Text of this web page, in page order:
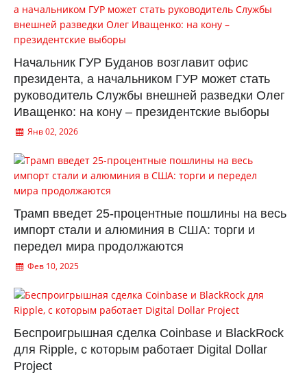
Начальник ГУР Буданов возглавит офис
президента, а начальником ГУР может стать
руководитель Службы внешней разведки Олег
Иващенко: на кону – президентские выборы
Янв 02, 2026
Трамп введет 25-процентные пошлины на весь
импорт стали и алюминия в США: торги и
передел мира продолжаются
Фев 10, 2025
Беспроигрышная сделка Coinbase и BlackRock
для Ripple, с которым работает Digital Dollar
Project